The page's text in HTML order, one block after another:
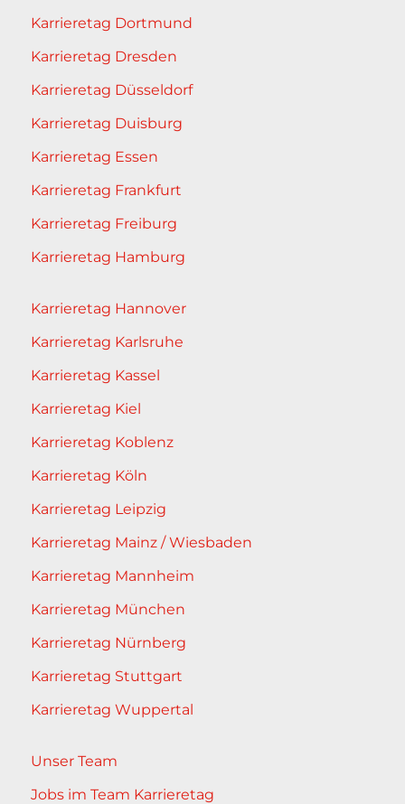
Karrieretag Dortmund
Karrieretag Dresden
Karrieretag Düsseldorf
Karrieretag Duisburg
Karrieretag Essen
Karrieretag Frankfurt
Karrieretag Freiburg
Karrieretag Hamburg
Karrieretag Hannover
Karrieretag Karlsruhe
Karrieretag Kassel
Karrieretag Kiel
Karrieretag Koblenz
Karrieretag Köln
Karrieretag Leipzig
Karrieretag Mainz / Wiesbaden
Karrieretag Mannheim
Karrieretag München
Karrieretag Nürnberg
Karrieretag Stuttgart
Karrieretag Wuppertal
Unser Team
Jobs im Team Karrieretag